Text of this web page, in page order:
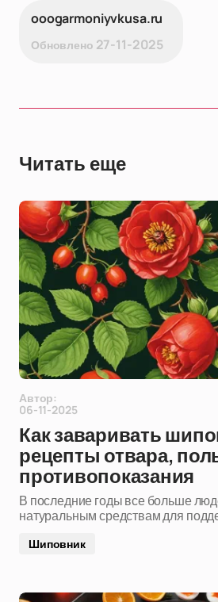
ooogarmoniyvkusa.ru
Обновлено 27-11-2025
Читать еще
Автор:
06-11-2025
Как заваривать
рецепты отвара,
противопоказания
В последние годы все больше
натуральным средствам для
Шиповник